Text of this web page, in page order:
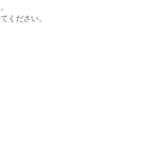
ください。